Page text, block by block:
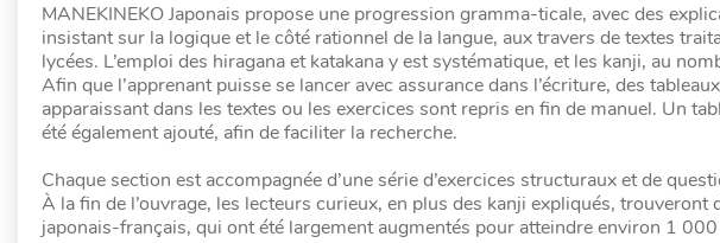
MANEKINEKO Japonais propose une progression gramma-ticale, avec des
insistant sur la logique et le côté rationnel de la langue, aux travers de textes
lycées. L’emploi des hiragana et katakana y est systématique, et les kanji, au
Afin que l’apprenant puisse se lancer avec assurance dans l’écriture, des
apparaissant dans les textes ou les exercices sont repris en fin de manuel. Un
été également ajouté, afin de faciliter la recherche.
Chaque section est accompagnée d’une série d’exercices structuraux et de
À la fin de l’ouvrage, les lecteurs curieux, en plus des kanji expliqués, trouveront
japonais-français, qui ont été largement augmentés pour atteindre environ 1